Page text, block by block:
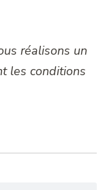
réalisons un
les conditions